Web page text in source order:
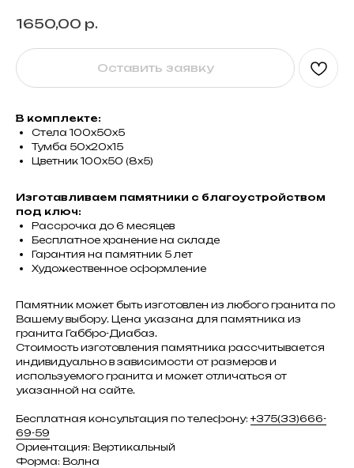
1650,00 р.
Оставить заявку
В комплекте:
Стела 100х50х5
Тумба 50х20х15
Цветник 100х50 (8х5)
Изготавливаем памятники с благоустройством
под ключ:
Рассрочка до 6 месяцев
Бесплатное хранение на складе
Гарантия на памятник 5 лет
Художественное оформление
Памятник может быть изготовлен из любого гранита по
Вашему выбору. Цена указана для памятника из
гранита Габбро-Диабаз.
Стоимость изготовления памятника рассчитывается
индивидуально в зависимости от размеров и
используемого гранита и может отличаться от
указанной на сайте.
Бесплатная консультация по телефону: +375(33)666-
69-59
Ориентация: Вертикальный
Форма: Волна